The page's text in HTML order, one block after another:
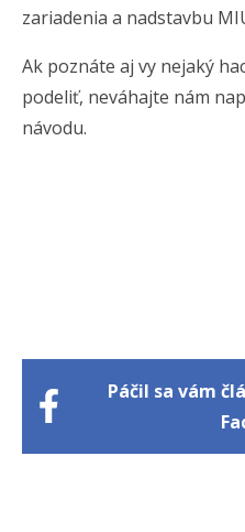
zariadenia a nadstavbu
Ak poznáte aj vy nejaký
podeliť, neváhajte nám
návodu.
Páčil sa vám